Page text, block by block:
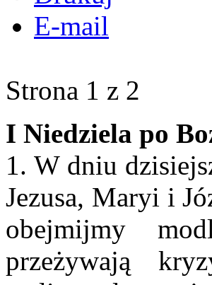
E-mail
Strona 1 z 2
I Niedziela po
1. W dniu
Jezusa, Maryi i
obejmijmy
przeżywają